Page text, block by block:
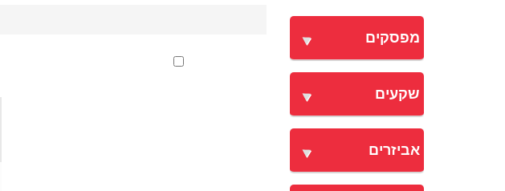
מפסקים
שקעים
אביזרים